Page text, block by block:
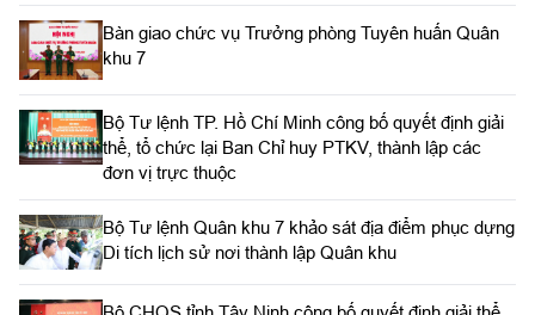
Bàn giao chức vụ Trưởng phòng Tuyên huấn Quân
khu 7
Bộ Tư lệnh TP. Hồ Chí Minh công bố quyết định giải
thể, tổ chức lại Ban Chỉ huy PTKV, thành lập các
đơn vị trực thuộc
Bộ Tư lệnh Quân khu 7 khảo sát địa điểm phục dựng
Di tích lịch sử nơi thành lập Quân khu